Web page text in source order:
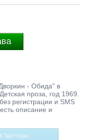
- Обида" в
проза, год 1969.
регистрации и SMS
описание и
Твиттере